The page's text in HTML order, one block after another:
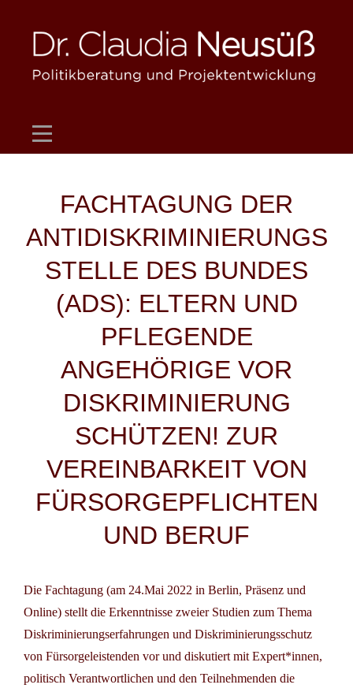
content
FACHTAGUNG DER
ANTIDISKRIMINIERUNGS
STELLE DES BUNDES
(ADS): ELTERN UND
PFLEGENDE
ANGEHÖRIGE VOR
DISKRIMINIERUNG
SCHÜTZEN! ZUR
VEREINBARKEIT VON
FÜRSORGEPFLICHTEN
UND BERUF
Die Fachtagung (am 24.Mai 2022 in Berlin, Präsenz und
Online) stellt die Erkenntnisse zweier Studien zum Thema
Diskriminierungserfahrungen und Diskriminierungsschutz
von Fürsorgeleistenden vor und diskutiert mit Expert*innen,
politisch Verantwortlichen und den Teilnehmenden die
Beitragsnavigation